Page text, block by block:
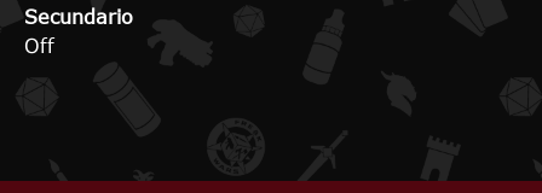
Secundario
Off